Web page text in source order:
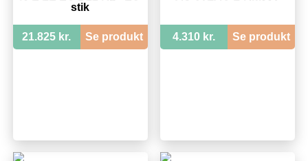
stik
21.825 kr. Se produkt 4.310 kr. Se produkt